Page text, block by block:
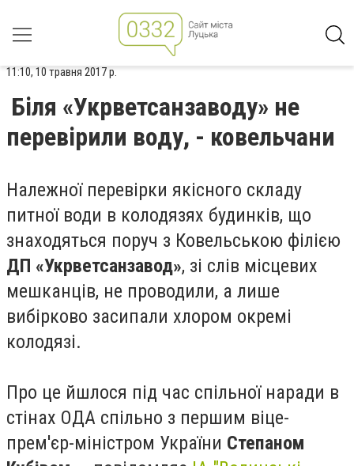
11:10, 10 травня 2017 р.
Біля «Укрветсанзаводу» не
перевірили воду, - ковельчани
Належної перевірки якісного складу
питної води в колодязях будинків, що
знаходяться поруч з Ковельською філією
ДП «Укрветсанзавод», зі слів місцевих
мешканців, не проводили, а лише
вибірково засипали хлором окремі
колодязі.
Про це йшлося під час спільної наради в
стінах ОДА спільно з першим віце-
прем'єр-міністром України Степаном